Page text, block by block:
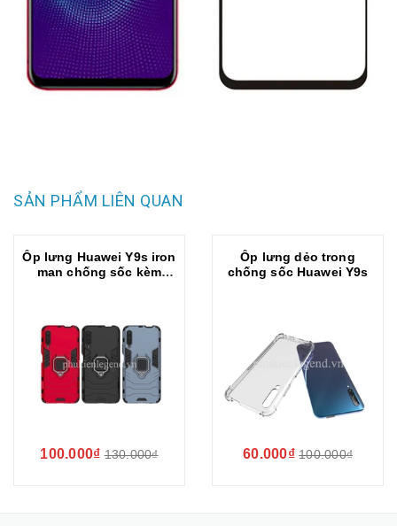
SẢN PHẨM LIÊN QUAN
Ốp lưng Huawei Y9s iron
man chống sốc kèm
100.000₫ 130.000₫
Ốp lưng dẻo trong
chống sốc Huawei Y9s
60.000₫ 100.000₫